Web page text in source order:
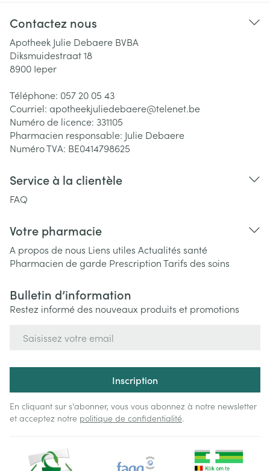
Contactez nous
Apotheek Julie Debaere BVBA
Diksmuidestraat 18
8900 Ieper
Téléphone: 057 20 05 43
Courriel: apotheekjuliedebaere@telenet.be
Numéro de licence: 331105
Pharmacien responsable: Julie Debaere
Numéro TVA: BE0414798625
Service à la clientèle
FAQ
Votre pharmacie
A propos de nous Liens utiles Actualités santé
Pharmacien de garde PrescriptionTarifs des soins
Bulletin d’information
Restez informé des nouveaux produits et promotions
Inscription
En cliquant sur s'abonner, vous vous abonnez à notre newsletter
et acceptez notre politique de confidentialité.